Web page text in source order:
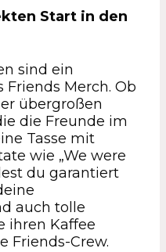
Start in den
sind ein
Merch. Ob
übergroßen
die Freunde im
Tasse mit
wie „We were
du garantiert
auch tolle
ihren Kaffee
Friends-Crew.